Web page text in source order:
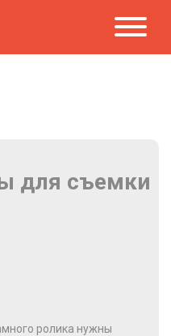
для съемки
ролика нужны